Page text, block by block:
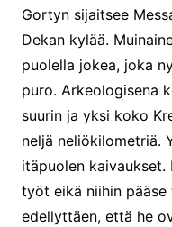
Gortyn sijaitsee
Dekan kylää.
puolella jokea, joka
puro. Arkeologisena
suurin ja yksi koko
neljä neliökilometriä.
itäpuolen
työt eikä niihin
edellyttäen, että he